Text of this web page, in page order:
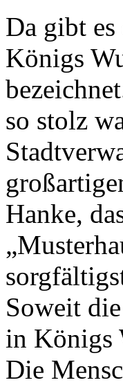
Da gibt
Königs
so stolz
Hanke,
Soweit
in Königs
Die